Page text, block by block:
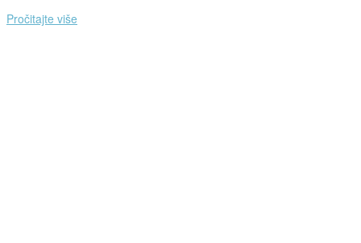
Pročitajte više